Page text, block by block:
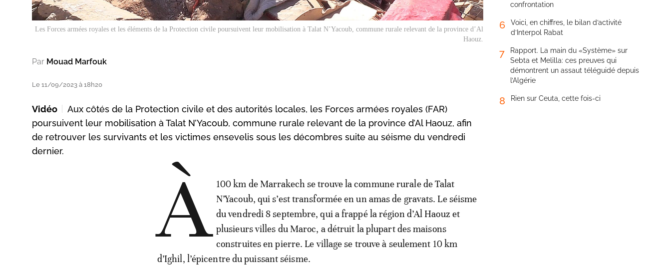
Les Forces armées royales et les éléments de la Protection civile poursuivent leur mobilisation à Talat N’Yacoub, commune rurale relevant de la province d’Al
Haouz.
Par Mouad Marfouk
Le 11/09/2023 à 18h20
Vidéo
Aux côtés de la Protection civile et des autorités locales, les Forces armées royales (FAR)
poursuivent leur mobilisation à Talat N’Yacoub, commune rurale relevant de la province d’Al Haouz, afin
de retrouver les survivants et les victimes ensevelis sous les décombres suite au séisme du vendredi
dernier.
À 100 km de Marrakech se trouve la commune rurale de Talat
N’Yacoub, qui s’est transformée en un amas de gravats. Le séisme
du vendredi 8 septembre, qui a frappé la région d’Al Haouz et
plusieurs villes du Maroc, a détruit la plupart des maisons
construites en pierre. Le village se trouve à seulement 10 km
d’Ighil, l’épicentre du puissant séisme.
confrontation
6
Voici, en chiffres, le bilan d’activité
d’Interpol Rabat
7
Rapport. La main du «Système» sur
Sebta et Melilla: ces preuves qui
démontrent un assaut téléguidé depuis
l’Algérie
8 Rien sur Ceuta, cette fois-ci